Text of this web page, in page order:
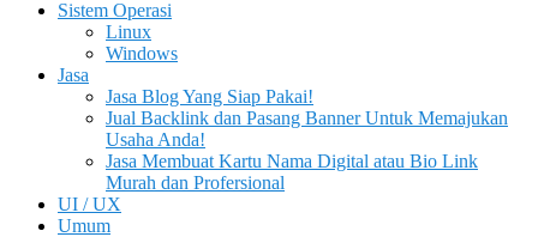
Sistem Operasi
Linux
Windows
Jasa
Jasa Blog Yang Siap Pakai!
Jual Backlink dan Pasang Banner Untuk Memajukan
Usaha Anda!
Jasa Membuat Kartu Nama Digital atau Bio Link
Murah dan Profersional
UI / UX
Umum